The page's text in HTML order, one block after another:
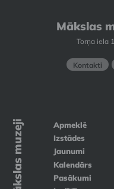
Mākslas
Torņa iela
Kontakti
Mākslas muzeji
Apmeklē
Izstādes
Jaunumi
Kalendārs
Pasākumi